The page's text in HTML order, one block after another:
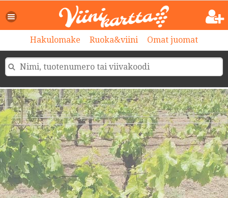
Hakulomake Ruoka&viini Omat juomat